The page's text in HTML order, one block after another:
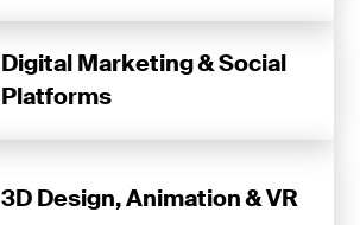
Digital Marketing & Social
Platforms
3D Design, Animation & VR